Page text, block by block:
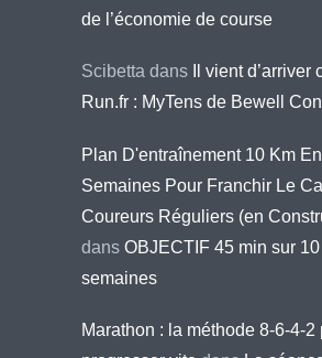
de l’économie de course
Scibetta dans
Il vient d’arriver
Run.fr : MyTens de Bewell
Plan D'entraînement 10 Km
Semaines Pour Franchir Le
Coureurs Réguliers (en
dans OBJECTIF 45 min sur
semaines
Marathon : la méthode 8-6-4-2